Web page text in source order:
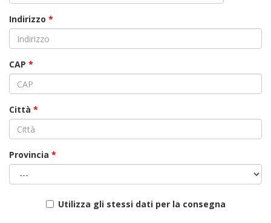
Indirizzo *
CAP *
Città *
Provincia *
Utilizza gli stessi dati per la consegna